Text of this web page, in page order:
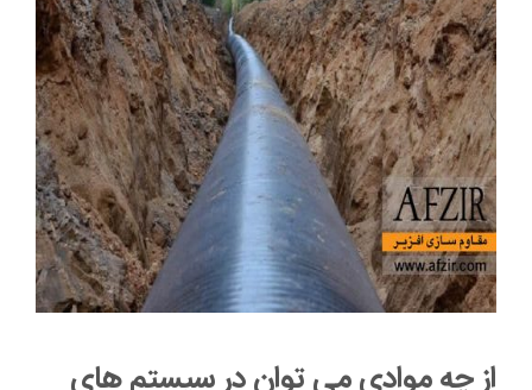
از چه موادی می توان در سیستم های